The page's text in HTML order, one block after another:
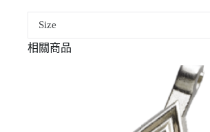
Size
相關商品